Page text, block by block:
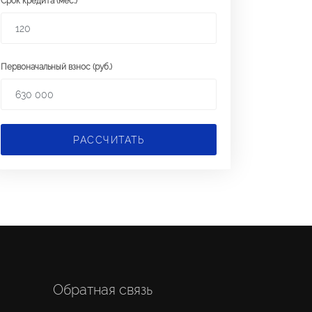
Первоначальный взнос (руб.)
РАССЧИТАТЬ
Обратная связь